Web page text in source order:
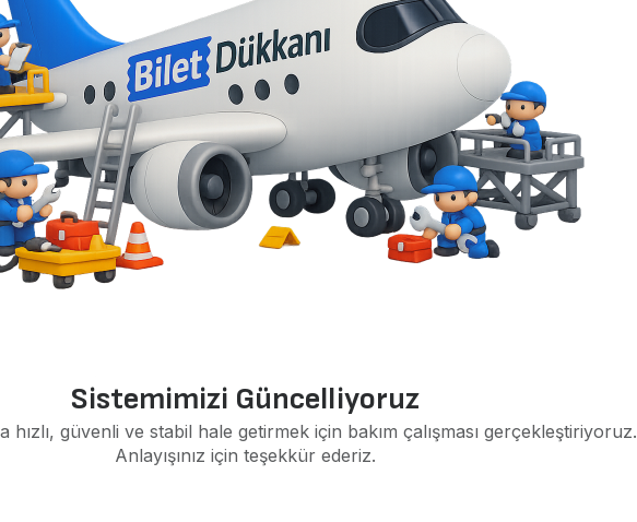
Sistemimizi Güncelliyoruz
hızlı, güvenli ve stabil hale getirmek için bakım çalışması gerçekleştiriyoruz.
Anlayışınız için teşekkür ederiz.